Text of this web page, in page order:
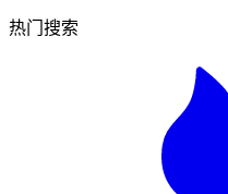
热门搜索